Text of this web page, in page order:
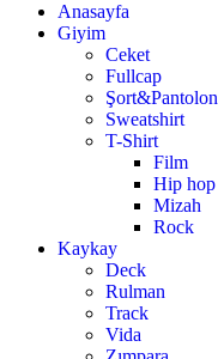
Anasayfa
Giyim
Ceket
Fullcap
Şort&Pantolon
Sweatshirt
T-Shirt
Film
Hip hop
Mizah
Rock
Kaykay
Deck
Rulman
Track
Vida